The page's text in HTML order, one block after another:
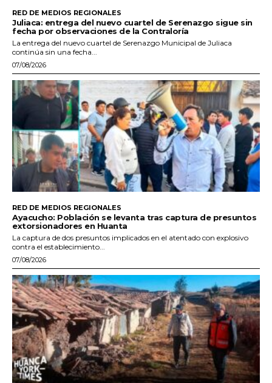
RED DE MEDIOS REGIONALES
Juliaca: entrega del nuevo cuartel de Serenazgo sigue sin
fecha por observaciones de la Contraloría
La entrega del nuevo cuartel de Serenazgo Municipal de Juliaca
continúa sin una fecha...
07/08/2026
RED DE MEDIOS REGIONALES
Ayacucho: Población se levanta tras captura de presuntos
extorsionadores en Huanta
La captura de dos presuntos implicados en el atentado con explosivo
contra el establecimiento...
07/08/2026